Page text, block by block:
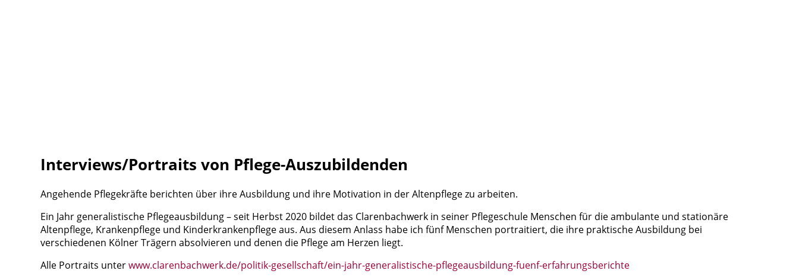
Interviews/Portraits von Pflege-Auszubildenden
Angehende Pflegekräfte berichten über ihre Ausbildung und ihre Motivation in der Altenpflege zu arbeiten.
Ein Jahr generalistische Pflegeausbildung – seit Herbst 2020 bildet das Clarenbachwerk in seiner Pflegeschule Menschen für die ambulante und stationäre
Altenpflege, Krankenpflege und Kinderkrankenpflege aus. Aus diesem Anlass habe ich fünf Menschen portraitiert, die ihre praktische Ausbildung bei
verschiedenen Kölner Trägern absolvieren und denen die Pflege am Herzen liegt.
Alle Portraits unterwww.clarenbachwerk.de/politik-gesellschaft/ein-jahr-generalistische-pflegeausbildung-fuenf-erfahrungsberichte